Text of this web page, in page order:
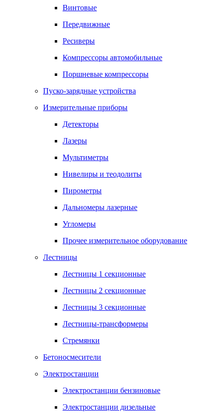
Винтовые
Передвижные
Ресиверы
Компрессоры автомобильные
Поршневые компрессоры
Пуско-зарядные устройства
Измерительные приборы
Детекторы
Лазеры
Мультиметры
Нивелиры и теодолиты
Пирометры
Дальномеры лазерные
Угломеры
Прочее измерительное оборудование
Лестницы
Лестницы 1 секционные
Лестницы 2 секционные
Лестницы 3 секционные
Лестницы-трансформеры
Стремянки
Бетоносмесители
Электростанции
Электростанции бензиновые
Электростанции дизельные